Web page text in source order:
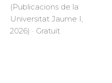
(Publicacions de la
Universitat Jaume I,
2026) · Gratuït